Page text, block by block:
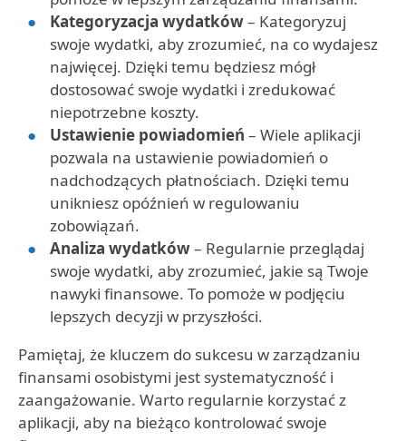
Kategoryzacja wydatków– Kategoryzuj
swoje wydatki, aby zrozumieć, na co wydajesz
najwięcej. Dzięki temu będziesz mógł
dostosować swoje wydatki i zredukować
niepotrzebne koszty.
Ustawienie powiadomień – Wiele aplikacji
pozwala na ustawienie powiadomień o
nadchodzących płatnościach. Dzięki temu
unikniesz opóźnień w regulowaniu
zobowiązań.
Analiza wydatków– Regularnie przeglądaj
swoje wydatki, aby zrozumieć, jakie są Twoje
nawyki finansowe. To pomoże w podjęciu
lepszych decyzji w przyszłości.
Pamiętaj, że kluczem do sukcesu w zarządzaniu
finansami osobistymi jest systematyczność i
zaangażowanie. Warto regularnie korzystać z
aplikacji, aby na bieżąco kontrolować swoje